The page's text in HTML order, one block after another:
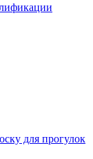
для прогулок